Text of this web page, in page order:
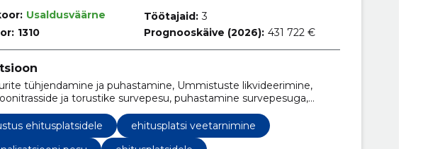
Usaldusväärne
1310
Töötajaid: 3
Prognooskäive (2026): 431 722 €
tühjendamine ja puhastamine, Ummistuste likvideerimine,
ja torustike survepesu, puhastamine survepesuga,
survepesu, torustiku survepuhastus,
hädaolukorra veetarnimine
ehitusplatsidele
ehitusplatsi veetarnimine